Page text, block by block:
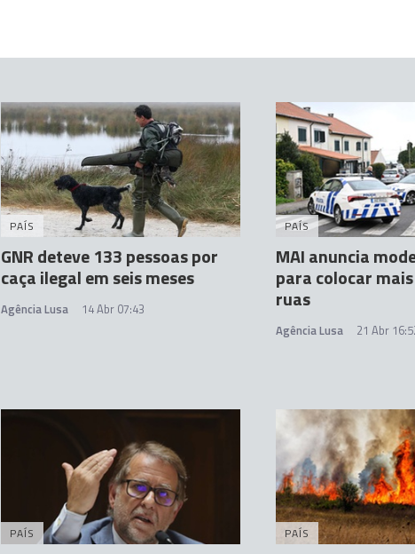
PAÍS
GNR deteve 133 pessoas por
caça ilegal em seis meses
Agência Lusa 14 Abr 07:43
PAÍS
MAI anuncia
para colocar
ruas
Agência Lusa 21 Abr
PAÍS PAÍS